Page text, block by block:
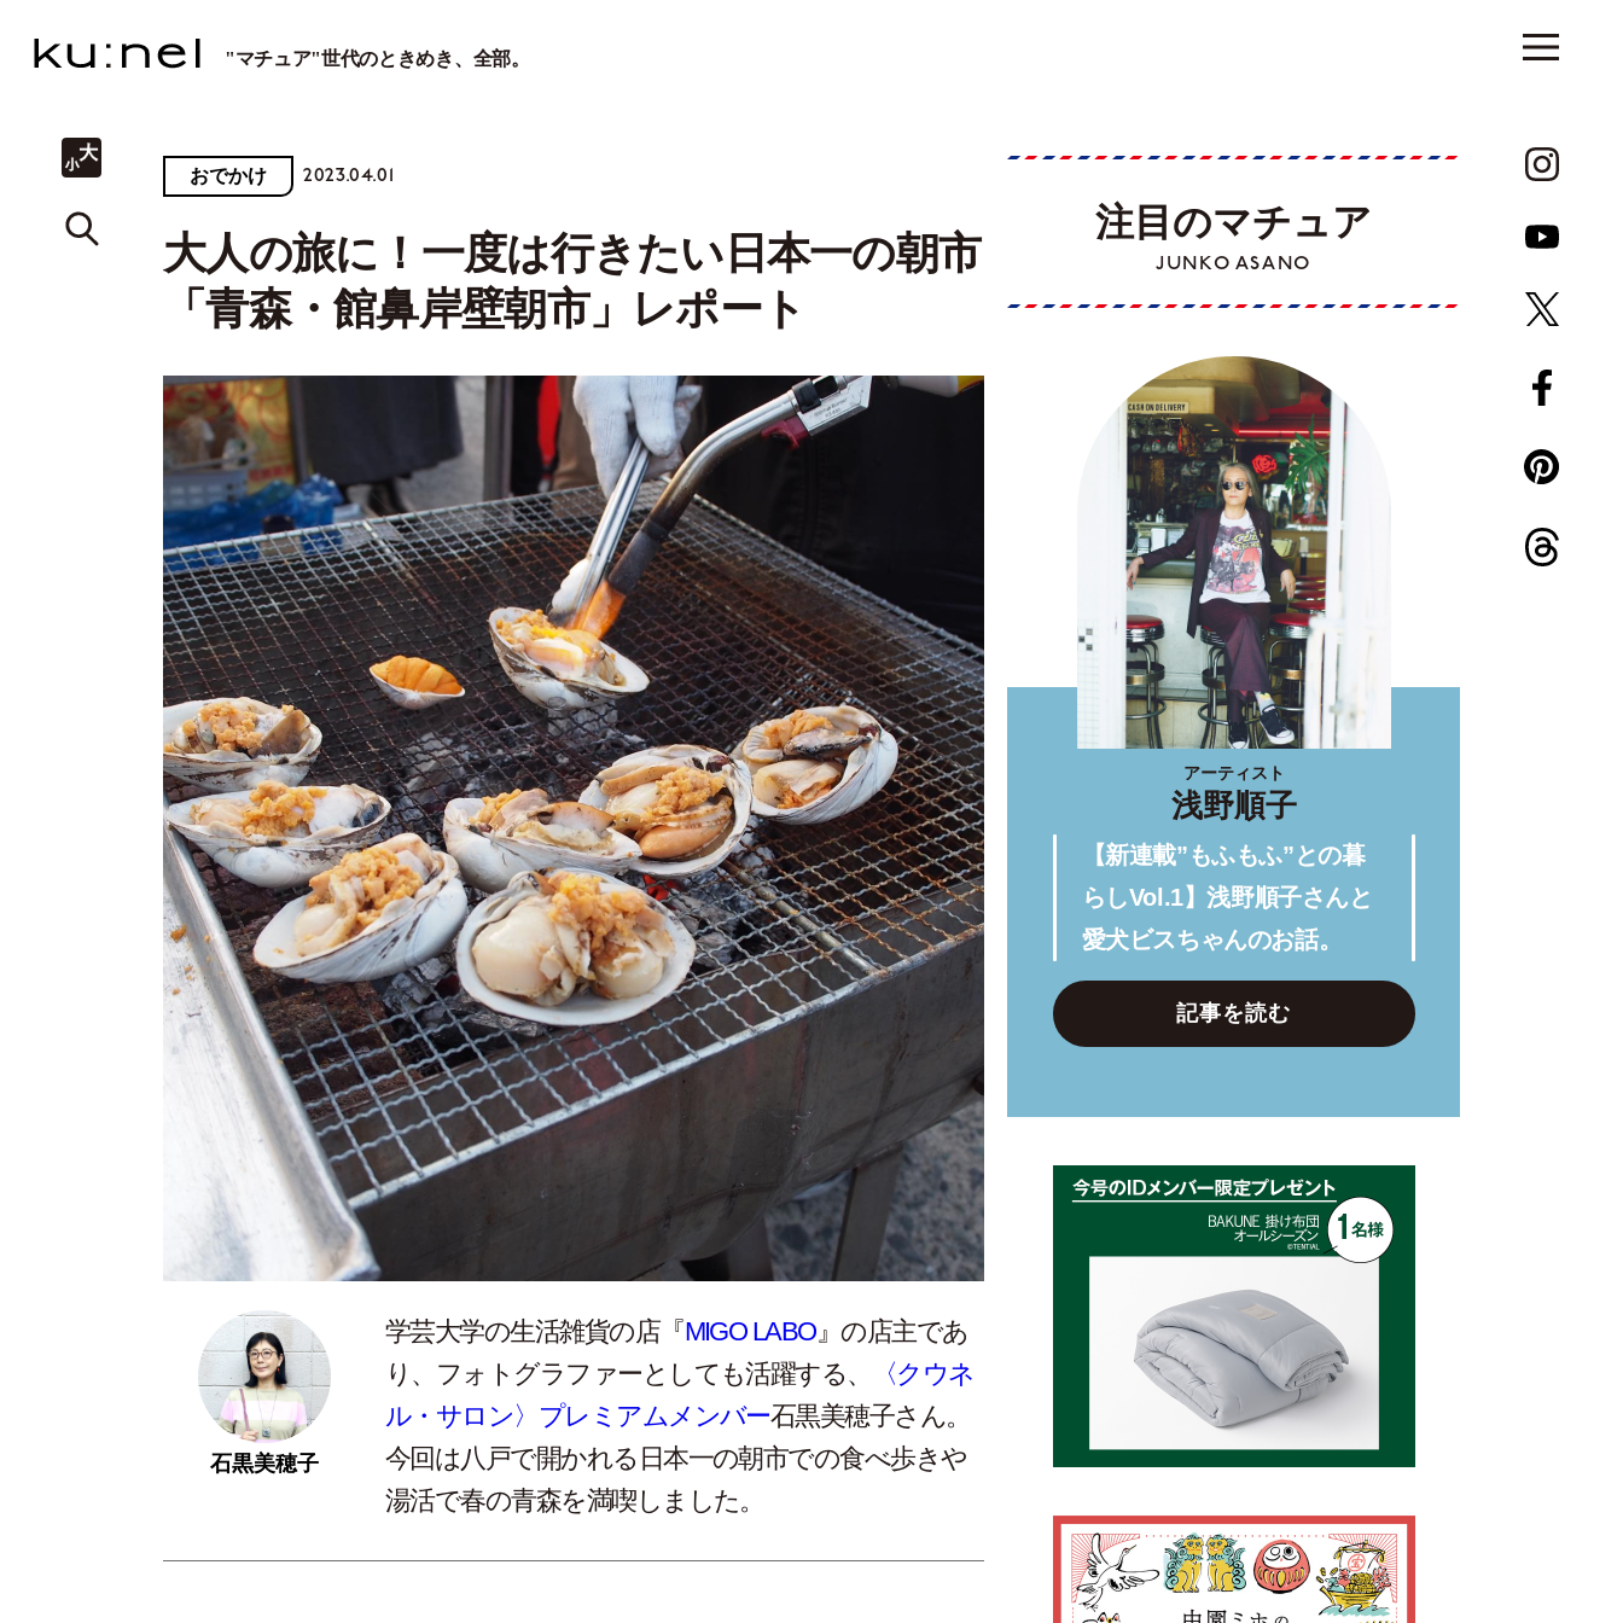
"マチュア"世代のときめき、全部。
おでかけ 2023.04.01
大人の旅に！一度は行きたい日本一の朝市
「青森・館鼻岸壁朝市」レポート
石黒美穂子
学芸大学の生活雑貨の店『MIGO LABO』の店主であ
り、フォトグラファーとしても活躍する、
〈クウネ
ル・サロン〉プレミアムメンバー石黒美穂子さん。
今回は八戸で開かれる日本一の朝市での食べ歩きや
湯活で春の青森を満喫しました。
注目のマチュア
JUNKO ASANO
アーティスト
浅野順子
【新連載”もふもふ”との暮
らしVol.1】浅野順子さんと
愛犬ビスちゃんのお話。
記事を読む